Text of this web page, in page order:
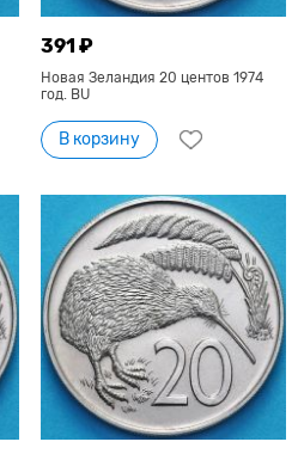
391 ₽
Новая Зеландия 20 центов 1974
год. BU
В корзину